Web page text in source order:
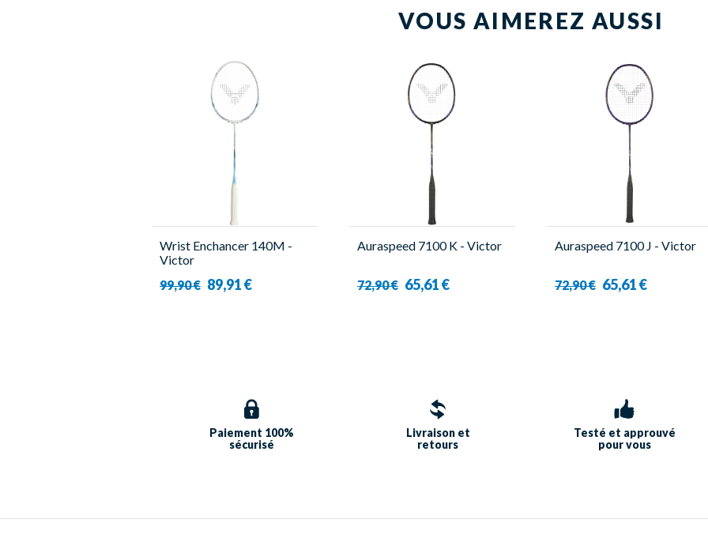
VOUS AIMEREZ AUSSI
Wrist Enchancer 140M -
Victor
99,90 € 89,91 €
Auraspeed 7100 K - Victor
72,90 € 65,61 €
Auraspeed 7100 J - Victor
72,90 € 65,61 €
Paiement 100%
sécurisé
Livraison et
retours
Testé et approuvé
pour vous